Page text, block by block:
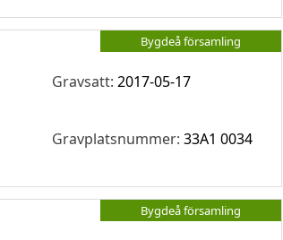
Bygdeå församling
Gravsatt:2017-05-17
Gravplatsnummer: 33A1 0034
Bygdeå församling